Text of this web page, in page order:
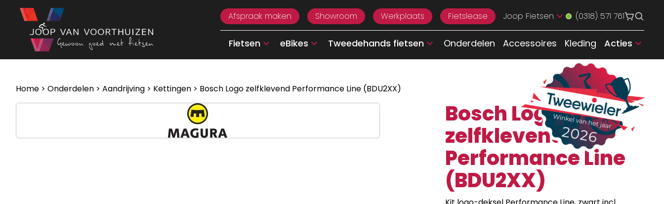
Ga naar de inhoud
Afspraak maken
Showroom Werkplaats Fietslease Joop Fietsen (0318) 571 761
Fietsen eBikes Tweedehands fietsen Onderdelen Accessoires Kleding Acties
Home > Onderdelen > Aandrijving > Kettingen > Bosch Logo zelfklevend Performance Line (BDU2XX)
Bosch Logo
zelfklevend
Performance Line
(BDU2XX)